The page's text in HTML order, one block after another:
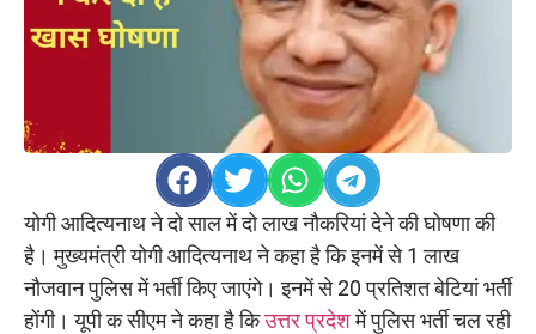
योगी आदित्यनाथ ने दो साल में दो लाख नौकरियां देने की घोषणा की
है। मुख्यमंत्री योगी आदित्यनाथ ने कहा है कि इनमें से 1 लाख
नौजवान पुलिस में भर्ती किए जाएंगे। इनमें से 20 प्रतिशत बेटियां भर्ती
होंगी। यूपी क सीएम ने कहा है किउत्तर प्रदेशमें पुलिस भर्ती चल रही